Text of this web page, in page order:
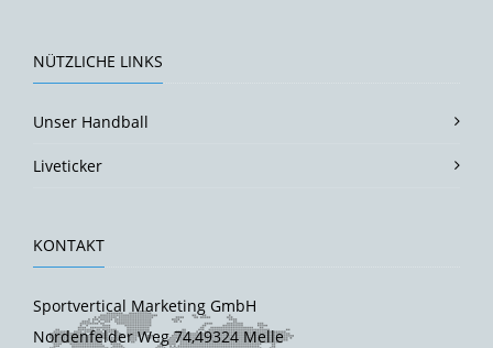
NÜTZLICHE LINKS
Unser Handball
Liveticker
KONTAKT
Sportvertical Marketing GmbH
Nordenfelder Weg 74,49324 Melle